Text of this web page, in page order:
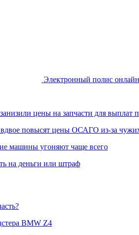
Электронный полис
цены на запчасти для
повысят цены ОСАГО из-за
машины угоняют чаще всего
на деньги или штраф
BMW Z4